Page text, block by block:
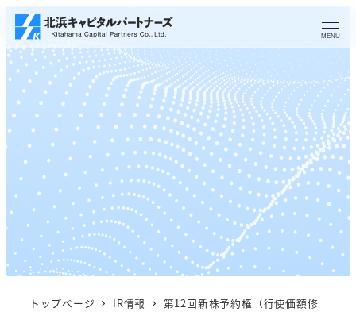
メ
イ
ン
コ
ン
テ
ン
へ
移
MENU
トップページ IR情報
第12回新株予約権（行使価額修